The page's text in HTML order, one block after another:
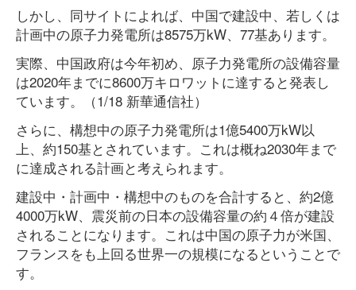
しかし、同サイトによれば、中国で建設中、若しくは
計画中の原子力発電所は8575万kW、77基あります。
実際、中国政府は今年初め、原子力発電所の設備容量
は2020年までに8600万キロワットに達すると発表し
ています。（1/18 新華通信社）
さらに、構想中の原子力発電所は1億5400万kW以
上、約150基とされています。これは概ね2030年まで
に達成される計画と考えられます。
建設中・計画中・構想中のものを合計すると、約2億
4000万kW、震災前の日本の設備容量の約４倍が建設
されることになります。これは中国の原子力が米国、
フランスをも上回る世界一の規模になるということで
す。